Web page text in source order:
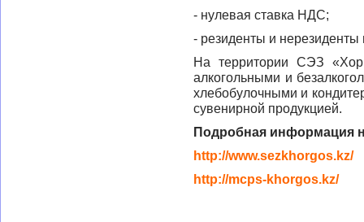
- нулевая ставка НДС;
- резиденты и
На территории СЭЗ
алкогольными и
хлебобулочными и
сувенирной продукцией.
Подробная информация
http://www.sezkhorgos.kz/
http://mcps-khorgos.kz/